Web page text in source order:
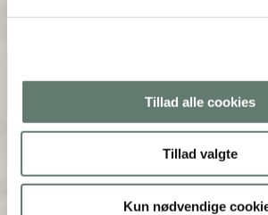
Tillad alle cookies
Tillad valgte
Kun nødvendige
Velkommen